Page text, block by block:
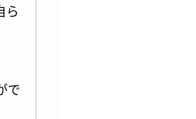
ら
で